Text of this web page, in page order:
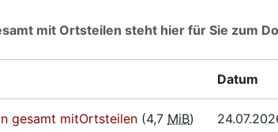
mit Ortsteilen steht hier für Sie zum
Datum
gesamt mitOrtsteilen (4,7 MiB)